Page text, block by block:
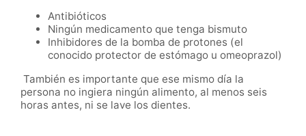
Antibióticos
Ningún medicamento que tenga bismuto
Inhibidores de la bomba de protones (el
conocido protector de estómago u omeoprazol)
También es importante que ese mismo día la
persona no ingiera ningún alimento, al menos seis
horas antes, ni se lave los dientes.